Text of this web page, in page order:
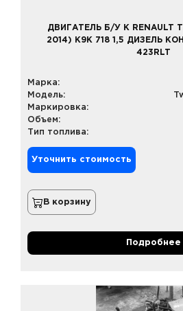
ДВИГАТЕЛЬ Б/У К RENAULT
2014) K9K 718 1,5 ДИЗЕЛЬ
423RLT
Марка:
Модель:
Маркировка:
Объем:
Тип топлива:
Уточнить стоимость
В корзину
Подробнее